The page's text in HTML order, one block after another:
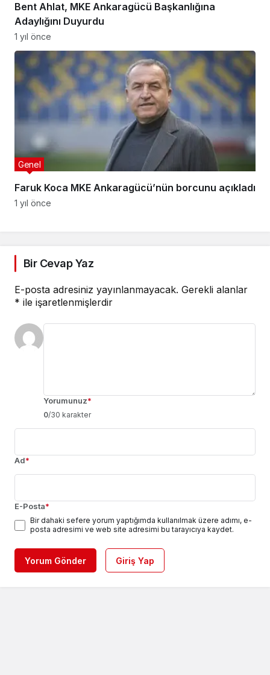
Bent Ahlat, MKE Ankaragücü Başkanlığına
Adaylığını Duyurdu
1 yıl önce
Faruk Koca MKE Ankaragücü’nün borcunu açıkladı
Genel
1 yıl önce
Bir Cevap Yaz
E-posta adresiniz yayınlanmayacak. Gerekli alanlar
* ile işaretlenmişlerdir
Yorumunuz*
0/30 karakter
Ad*
E-Posta*
Bir dahaki sefere yorum yaptığımda kullanılmak üzere adımı, e-
posta adresimi ve web site adresimi bu tarayıcıya kaydet.
Yorum Gönder Giriş Yap